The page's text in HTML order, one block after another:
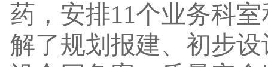
药，安排11个业务科
解了规划报建、初步